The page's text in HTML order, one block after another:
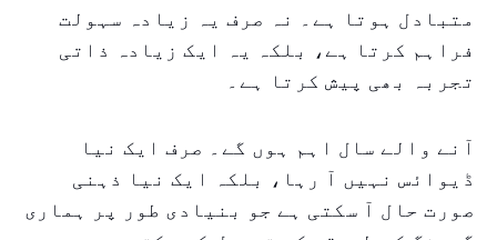
متبادل ہوتا ہے۔ نہ صرف یہ زیادہ سہولت
فراہم کرتا ہے، بلکہ یہ ایک زیادہ ذاتی
تجربہ بھی پیش کرتا ہے۔
آنے والے سال اہم ہوں گے۔ صرف ایک نیا
ڈیوائس نہیں آ رہا، بلکہ ایک نیا ذہنی
صورت حال آ سکتی ہے جو بنیادی طور پر ہماری